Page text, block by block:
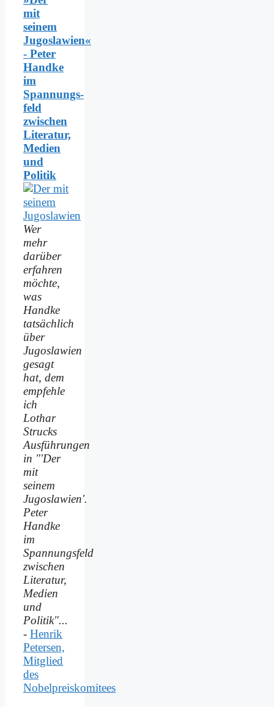
mit
seinem
Jugoslawien«
- Peter
Handke
im
Spannungs­
feld
zwischen
Literatur,
Medien
und
Politik
Wer
mehr
darüber
erfahren
möchte,
was
Handke
tatsächlich
über
Jugoslawien
gesagt
hat, dem
empfehle
ich
Lothar
Strucks
Ausführungen
in "'Der
mit
seinem
Jugoslawien'.
Peter
Handke
im
Spannungsfeld
zwischen
Literatur,
Medien
und
Politik"...
- Henrik
Petersen,
Mitglied
des
Nobelpreiskomitees